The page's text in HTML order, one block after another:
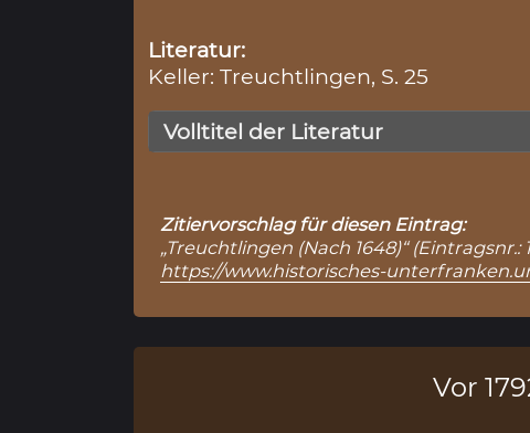
Literatur:
Keller: Treuchtlingen, S. 25
Volltitel der Literatur
Zitiervorschlag für diesen Eintrag:
„Treuchtlingen (Nach 1648)“
https://www.historisches-
Vor